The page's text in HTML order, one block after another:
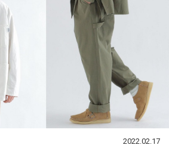
2022.02.17